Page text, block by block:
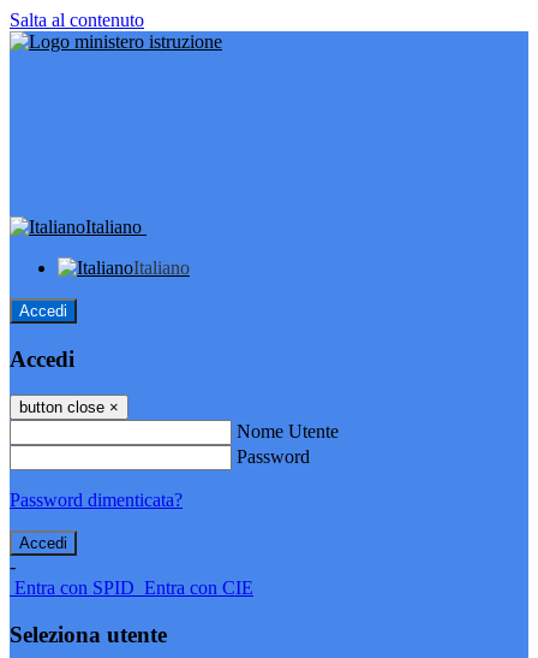
Salta al contenuto
Italiano
Italiano
Accedi
Accedi
button close ×
Nome Utente
Password
Password dimenticata?
-
Entra con SPID Entra con CIE
Seleziona utente